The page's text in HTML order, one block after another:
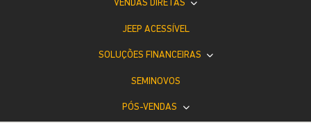
VENDAS DIRETAS
JEEP ACESSÍVEL
SOLUÇÕES FINANCEIRAS
SEMINOVOS
PÓS-VENDAS